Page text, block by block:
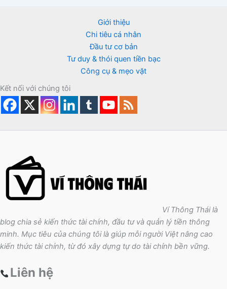
Giới thiệu
Chi tiêu cá nhân
Đầu tư cơ bản
Tư duy & thói quen tiền bạc
Công cụ & mẹo vặt
Kết nối với chúng tôi
Ví Thông Thái là
blog chia sẻ kiến thức tài chính, đầu tư và quản lý tiền thông
minh. Mục tiêu của chúng tôi là giúp mỗi người Việt nâng cao
kiến thức tài chính, từ đó xây dựng tự do tài chính bền vững.
Liên hệ